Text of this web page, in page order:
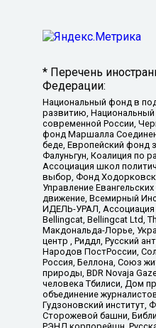
* Перечень
Федерации:
Национальный фонд в
развитию, Национальный
современной России,
фонд Маршалла
беде, Европейский фонд
Фалуньгун, Коалиция по
Ассоциация школ
выбор, Фонд
Управление
движение, Всемирный
ИДЕЛЬ-УРАЛ,
Bellingcat, Bellingcat Ltd,
Макдональда-Лорье,
центр , Риддл, Русский
Народов ПостРоссии,
Россия, Беллона, Союз
природы, BDR Novaja
человека Тбилиси, Дом
объединение
Гудзоновский институт,
Сторожевой башни,